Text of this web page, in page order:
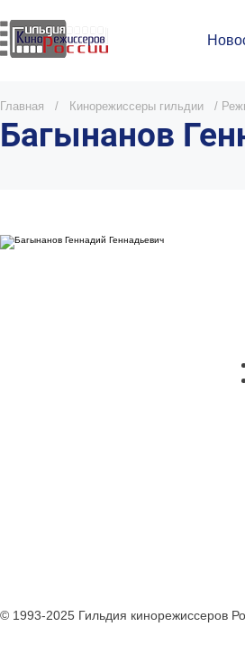
Главная / Кинорежиссеры гильдии /
Багынанов
© 1993-2025 Гильдия кинорежиссеров